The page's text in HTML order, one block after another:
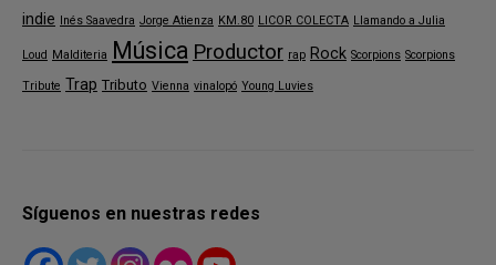
indie Inés Saavedra Jorge Atienza KM.80 LICOR COLECTA Llamando a Julia
Loud Malditeria Música Productor rap Rock Scorpions Scorpions
Tribute Trap Tributo Vienna vinalopó Young Luvies
Síguenos en nuestras redes